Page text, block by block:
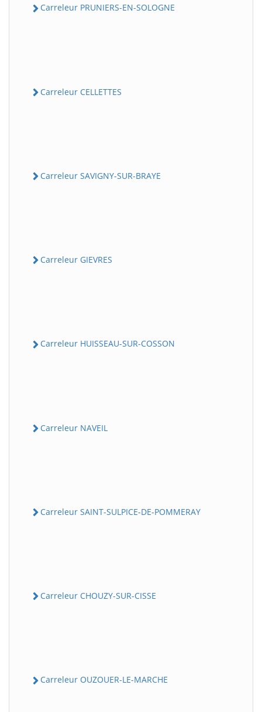
Carreleur PRUNIERS-EN-SOLOGNE
Carreleur CELLETTES
Carreleur SAVIGNY-SUR-BRAYE
Carreleur GIEVRES
Carreleur HUISSEAU-SUR-COSSON
Carreleur NAVEIL
Carreleur SAINT-SULPICE-DE-POMMERAY
Carreleur CHOUZY-SUR-CISSE
Carreleur OUZOUER-LE-MARCHE